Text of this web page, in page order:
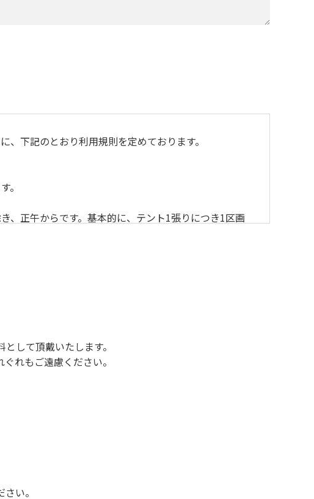
下記のとおり利用規則を定めております。
。
、正午からです。基本的に、テント1張りにつき1区画
を行っていない方や使用人数が増えた場合は、必ず
してください。日帰り使用の方及び午前７時30分前
の設置
な状態になりやすく、過去にも増水により人が流
水の濁りに注意し、濁り始めたときには直ちに川原
して頂戴いたします。
れもご遠慮ください。
い。